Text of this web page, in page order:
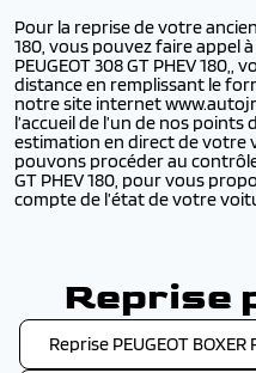
Pour la reprise de votre ancien
180, vous pouvez faire appel
PEUGEOT 308 GT PHEV
distance en remplissant le
notre site internet
l’accueil de l’un de nos
estimation en direct de votre
pouvons procéder au
GT PHEV 180, pour vous
compte de l’état de votre
Reprise
Reprise PEUGEOT BOXER